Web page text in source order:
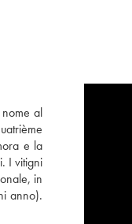
al
e la
I vitigni
in
anno).